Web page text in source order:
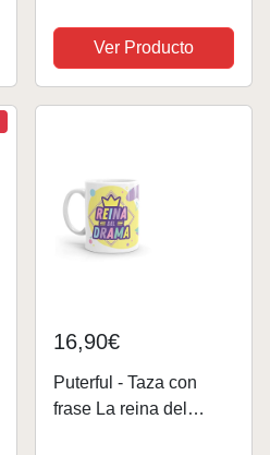
originales para café -
Resistente al
microondas y
Ver Producto
16,90€
Puterful - Taza con
frase La reina del